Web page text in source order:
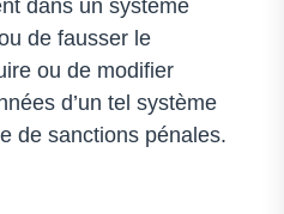
dans un système
de fausser le
ou de modifier
d’un tel système
de sanctions pénales.